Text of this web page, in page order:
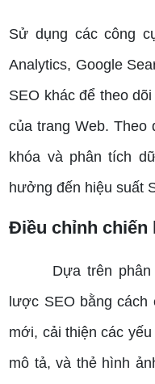
Sử dụng các công
Analytics, Google
SEO khác để theo
của trang Web. Theo
khóa và phân tích
hưởng đến hiệu suất
Điều chỉnh chiến
Dựa trên phân
lược SEO bằng cách
mới, cải thiện các
mô tả, và thẻ hình